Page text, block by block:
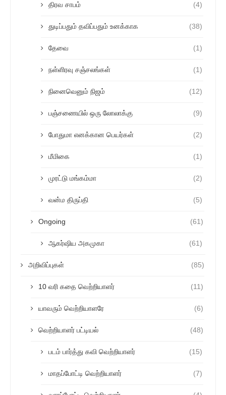
திரவ சாபம் (4)
துடிப்பதும் தவிப்பதும் உனக்காக (38)
தேவை (1)
நள்ளிரவு சஞ்சலங்கள் (1)
நினைவெனும் நிஜம் (12)
பஞ்சணையில் ஒரு லோலாக்கு (9)
போதுமா எனக்கான பெயர்கள் (2)
மீமிகை (1)
முரட்டு மங்கம்மா (2)
வன்ம திருப்தி (5)
Ongoing (61)
ஆகர்ஷிய அகமுகா (61)
அறிவிப்புகள் (85)
10 வரி கதை வெற்றியாளர் (11)
யாவரும் வெற்றியாளரே (6)
வெற்றியாளர் பட்டியல் (48)
படம் பார்த்து கவி வெற்றியாளர் (15)
மாதப்போட்டி வெற்றியாளர் (7)